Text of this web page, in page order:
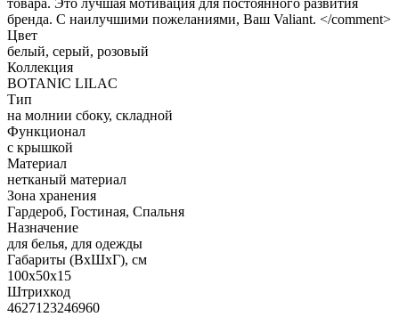
товара. Это лучшая мотивация для постоянного развития
бренда. С наилучшими пожеланиями, Ваш Valiant. </comment>
Цвет
белый, серый, розовый
Коллекция
BOTANIC LILAC
Тип
на молнии сбоку, складной
Функционал
с крышкой
Материал
нетканый материал
Зона хранения
Гардероб, Гостиная, Спальня
Назначение
для белья, для одежды
Габариты (ВхШхГ), см
100х50х15
Штрихкод
4627123246960